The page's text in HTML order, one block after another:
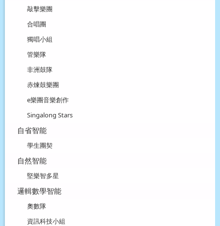
敲擊樂團
合唱團
獨唱小組
管樂隊
非洲鼓隊
赤煉鼓樂團
e樂團音樂創作
Singalong Stars
自省智能
學生團契
自然智能
堅樂智多星
邏輯數學智能
奧數隊
資訊科技小組